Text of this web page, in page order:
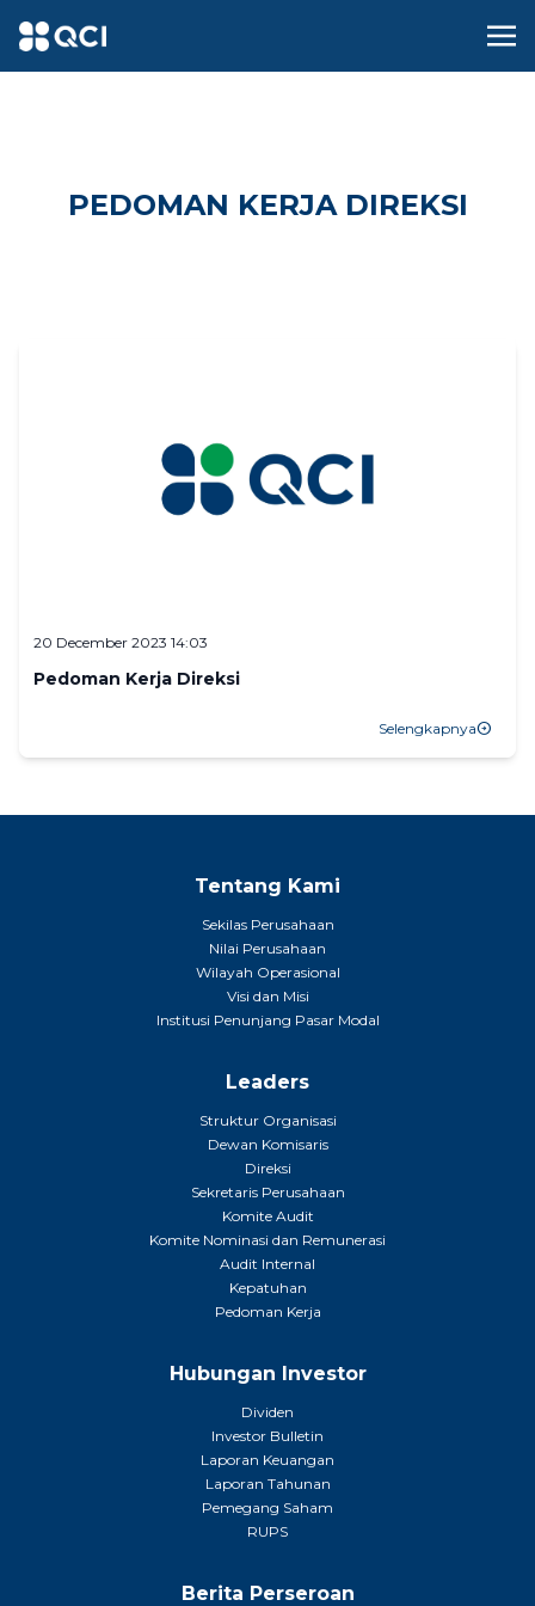
PEDOMAN KERJA DIREKSI
20 December 2023 14:03
Pedoman Kerja Direksi
Selengkapnyaarrow_circle_right
Tentang Kami
Sekilas Perusahaan
Nilai Perusahaan
Wilayah Operasional
Visi dan Misi
Institusi Penunjang Pasar Modal
Leaders
Struktur Organisasi
Dewan Komisaris
Direksi
Sekretaris Perusahaan
Komite Audit
Komite Nominasi dan Remunerasi
Audit Internal
Kepatuhan
Pedoman Kerja
Hubungan Investor
Dividen
Investor Bulletin
Laporan Keuangan
Laporan Tahunan
Pemegang Saham
RUPS
Berita Perseroan